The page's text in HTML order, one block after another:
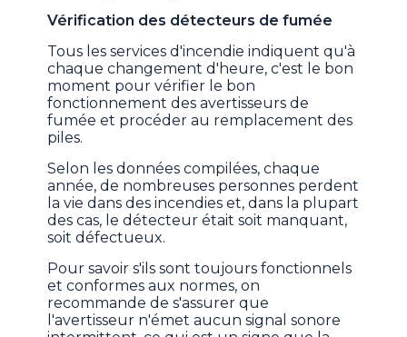
Vérification des détecteurs de fumée
Tous les services d'incendie indiquent qu'à
chaque changement d'heure, c'est le bon
moment pour vérifier le bon
fonctionnement des avertisseurs de
fumée et procéder au remplacement des
piles.
Selon les données compilées, chaque
année, de nombreuses personnes perdent
la vie dans des incendies et, dans la plupart
des cas, le détecteur était soit manquant,
soit défectueux.
Pour savoir s'ils sont toujours fonctionnels
et conformes aux normes, on
recommande de s'assurer que
l'avertisseur n'émet aucun signal sonore